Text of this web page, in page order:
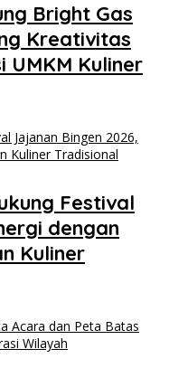
Bright Gas
Kreativitas
UMKM Kuliner
Festival
dengan
Kuliner